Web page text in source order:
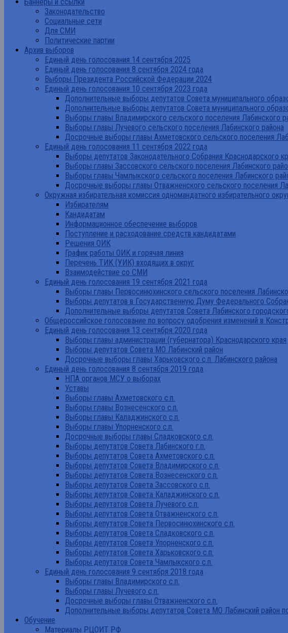
Законодательство
Социальные сети
Для СМИ
Политические партии
Архив выборов
Единый день голосования 14 сентября 2025
Единый день голосования 8 сентября 2024 года
Выборы Президента Российской Федерации 2024
Единый день голосования 10 сентября 2023 года
Дополнительные выборы депутатов Совета муниципального
Дополнительные выборы депутатов Совета муниципального
Выборы главы Владимирского сельского поселения Лабинского
Выборы главы Лучевого сельского поселения Лабинского района
Досрочные выборы главы Ахметовского сельского поселения
Единый день голосования 11 сентября 2022 года
Выборы депутатов Законодательного Собрания Краснодарского
Выборы главы Зассовского сельского поселения Лабинского
Выборы главы Чамлыкского сельского поселения Лабинского
Досрочные выборы главы Отважненского сельского поселения
Окружная избирательная комиссия одномандатного избирательного
Избирателям
Кандидатам
Информационное обеспечение выборов
Поступление и расходование средств кандидатами
Решения ОИК
График работы ОИК и горячая линия
Перечень ТИК (УИК) входящих в округ
Взаимодействие со СМИ
Единый день голосования 19 сентября 2021 года
Выборы главы Первосинюхинского сельского поселения
Выборы депутатов в Государственную Думу Федерального
Дополнительные выборы депутатов Совета Лабинского
Общероссийское голосование по вопросу одобрения изменений в
Единый день голосования 13 сентября 2020 года
Выборы главы администрации (губернатора) Краснодарского края
Выборы депутатов Совета МО Лабинский район
Досрочные выборы главы Харьковского с.п. Лабинского района
Единый день голосования 8 сентября 2019 года
НПА органов МСУ о выборах
Уставы
Выборы главы Ахметовского с.п.
Выборы главы Вознесенского с.п.
Выборы главы Каладжинского с.п.
Выборы главы Упорненского с.п.
Досрочные выборы главы Сладковского с.п.
Выборы депутатов Совета Лабинского г.п.
Выборы депутатов Совета Ахметовского с.п.
Выборы депутатов Совета Владимирского с.п.
Выборы депутатов Совета Вознесенского с.п.
Выборы депутатов Совета Зассовского с.п.
Выборы депутатов Совета Каладжинского с.п.
Выборы депутатов Совета Лучевого с.п.
Выборы депутатов Совета Отважненского с.п.
Выборы депутатов Совета Первосинюхинского с.п.
Выборы депутатов Совета Сладковского с.п.
Выборы депутатов Совета Упорненского с.п.
Выборы депутатов Совета Харьковского с.п.
Выборы депутатов Совета Чамлыкского с.п.
Единый день голосования 9 сентября 2018 года
Выборы главы Владимирского с.п.
Выборы главы Лучевого с.п.
Досрочные выборы главы Отважненского с.п.
Дополнительные выборы депутатов Совета МО Лабинский район
Обучение
Материалы РЦОИТ РФ